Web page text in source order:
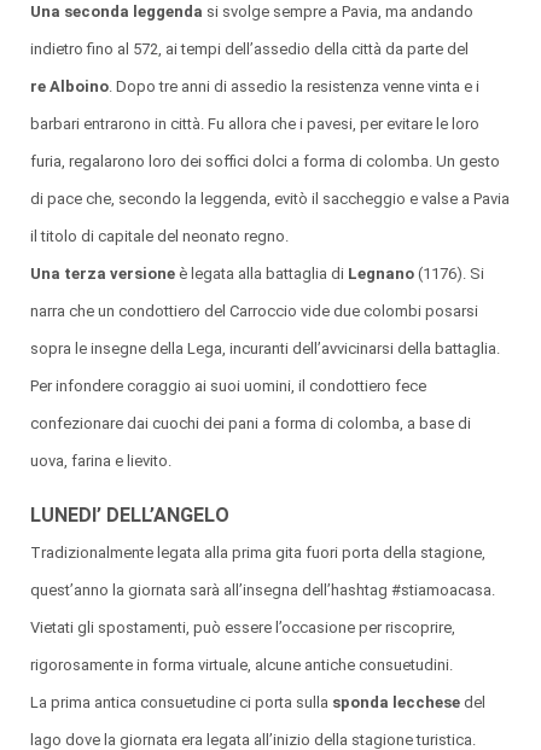
Una seconda leggenda si svolge sempre a Pavia, ma andando
indietro fino al 572, ai tempi dell’assedio della città da parte del
re Alboino . Dopo tre anni di assedio la resistenza venne vinta e i
barbari entrarono in città. Fu allora che i pavesi, per evitare le loro
furia, regalarono loro dei soffici dolci a forma di colomba. Un gesto
di pace che, secondo la leggenda, evitò il saccheggio e valse a Pavia
il titolo di capitale del neonato regno.
Una terza versione è legata alla battaglia di Legnano (1176). Si
narra che un condottiero del Carroccio vide due colombi posarsi
sopra le insegne della Lega, incuranti dell’avvicinarsi della battaglia.
Per infondere coraggio ai suoi uomini, il condottiero fece
confezionare dai cuochi dei pani a forma di colomba, a base di
uova, farina e lievito.
LUNEDI’ DELL’ANGELO
Tradizionalmente legata alla prima gita fuori porta della stagione,
quest’anno la giornata sarà all’insegna dell’hashtag #stiamoacasa.
Vietati gli spostamenti, può essere l’occasione per riscoprire,
rigorosamente in forma virtuale, alcune antiche consuetudini.
La prima antica consuetudine ci porta sulla sponda lecchese del
lago dove la giornata era legata all’inizio della stagione turistica.